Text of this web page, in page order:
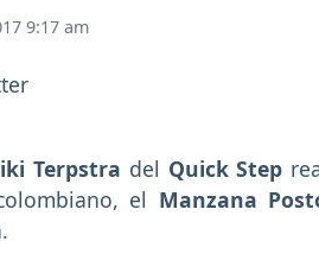
9:17 am
Terpstra del Quick Step
el Manzana